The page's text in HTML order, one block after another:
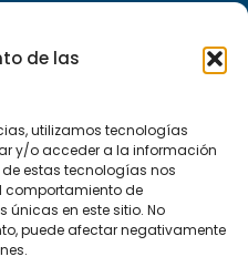
de las
utilizamos tecnologías
y/o acceder a la información
estas tecnologías nos
comportamiento de
en este sitio. No
puede afectar negativamente
Newsletter
HERE